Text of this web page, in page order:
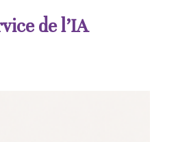
de l’IA